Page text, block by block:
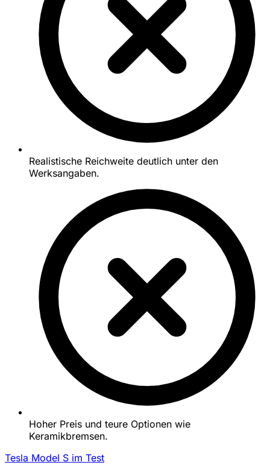
Realistische Reichweite deutlich unter den
Werksangaben.
Hoher Preis und teure Optionen wie
Keramikbremsen.
Tesla Model S im Test